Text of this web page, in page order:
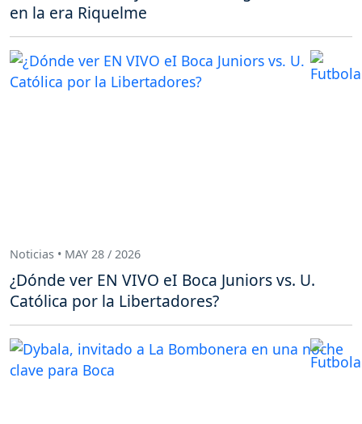
en la era Riquelme
Noticias • MAY 28 / 2026
¿Dónde ver EN VIVO eI Boca Juniors vs. U.
Católica por la Libertadores?